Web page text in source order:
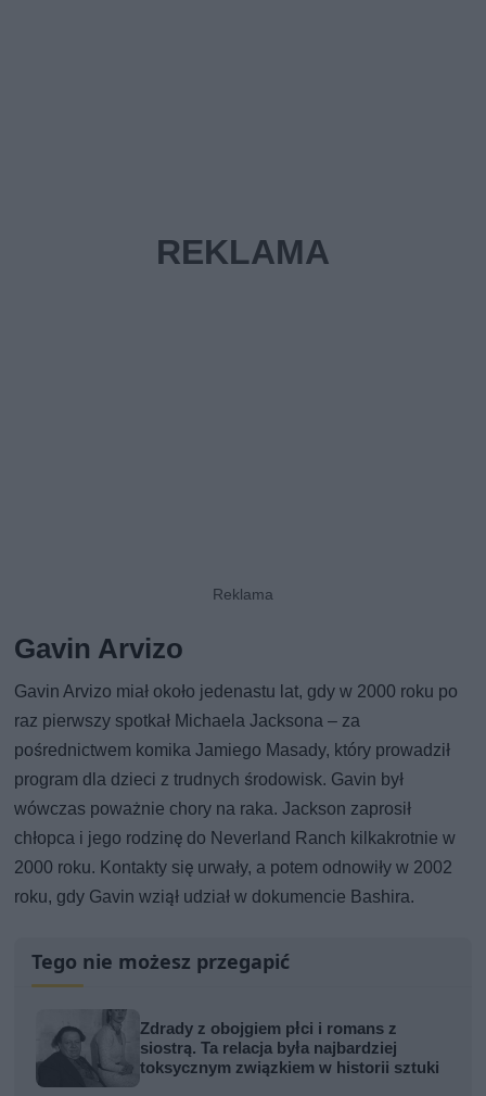
Gavin Arvizo
Gavin Arvizo miał około jedenastu lat, gdy w 2000 roku po
raz pierwszy spotkał Michaela Jacksona – za
pośrednictwem komika Jamiego Masady, który prowadził
program dla dzieci z trudnych środowisk. Gavin był
wówczas poważnie chory na raka. Jackson zaprosił
chłopca i jego rodzinę do Neverland Ranch kilkakrotnie w
2000 roku. Kontakty się urwały, a potem odnowiły w 2002
roku, gdy Gavin wziął udział w dokumencie Bashira.
Tego nie możesz przegapić
Zdrady z obojgiem płci i romans z
siostrą. Ta relacja była najbardziej
toksycznym związkiem w historii sztuki